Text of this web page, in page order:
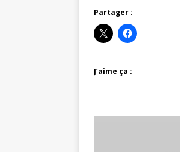
Partager :
J’aime ça :